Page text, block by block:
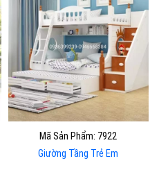
Mã Sản Phẩm: 7922
Giường Tầng Trẻ Em